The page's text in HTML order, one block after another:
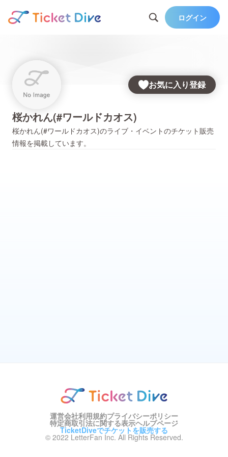
ログイン
お気に入り登録
桜かれん(#ワールドカオス)
桜かれん(#ワールドカオス)のライブ・イベントのチケット販売
情報を掲載しています。
運営会社利用規約プライバシーポリシー
特定商取引法に関する表示ヘルプページ
TicketDiveでチケットを販売する
© 2022 LetterFan Inc. All Rights Reserved.